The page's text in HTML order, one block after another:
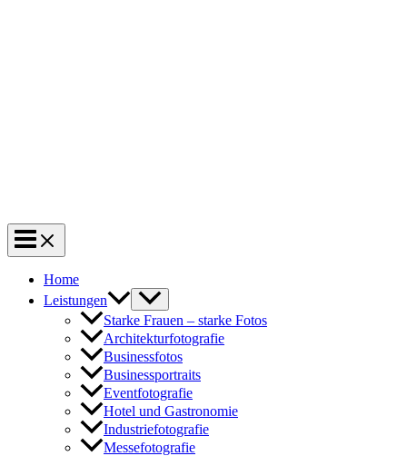
Home
Leistungen
Starke Frauen – starke Fotos
Architekturfotografie
Businessfotos
Businessportraits
Eventfotografie
Hotel und Gastronomie
Industriefotografie
Messefotografie